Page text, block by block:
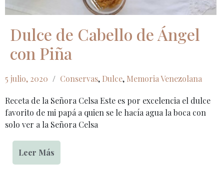
Dulce de Cabello de Ángel
con Piña
5 julio, 2020 / Conservas, Dulce, Memoria Venezolana
Receta de la Señora Celsa Este es por excelencia el dulce
favorito de mi papá a quien se le hacía agua la boca con
solo ver a la Señora Celsa
Leer Más